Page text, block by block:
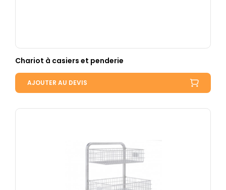
Chariot à casiers et penderie
AJOUTER AU DEVIS